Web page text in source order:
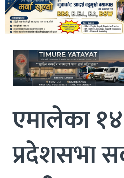
एमालेका १४
प्रदेशसभा